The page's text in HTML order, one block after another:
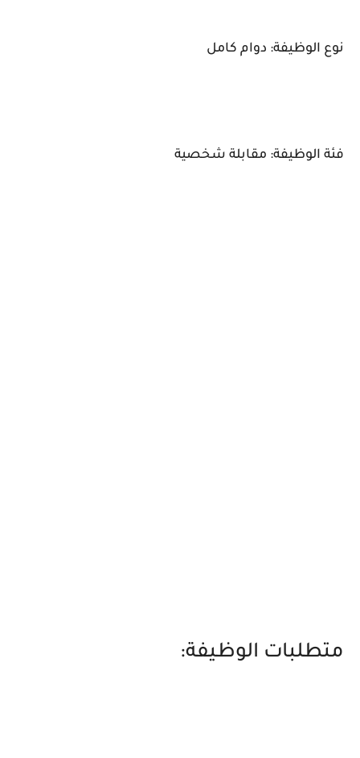
نوع الوظيفة: دوام كامل
فئة الوظيفة: مقابلة شخصية
متطلبات الوظيفة: